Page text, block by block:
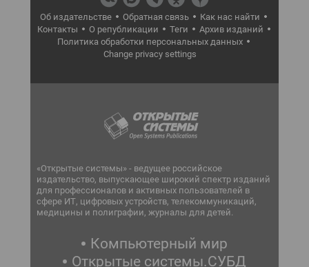
Об издательстве Обратная связь
Как нас найти
Контакты
О републикации Теги
Архив изданий
Политика обработки персональных данных
Change privacy settings
«Открытые системы» - ведущее российское
издательство, выпускающее широкий спектр изданий
для профессионалов и активных пользователей в
сфере ИТ, цифровых устройств, телекоммуникаций,
медицины и полиграфии, журналы для детей.
Компьютерный мир
Открытые системы.СУБД